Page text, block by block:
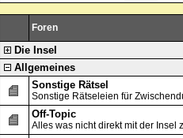
Foren
Die Insel
Allgemeines
Sonstige Rätsel
Sonstige Rätseleien für
Off-Topic
Alles was nicht direkt mit der Insel